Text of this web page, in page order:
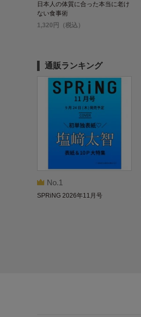
日本人の体質に合った本当に老け
ない食事術
1,320円（税込）
通販ランキング
No.1
SPRiNG 2026年11月号